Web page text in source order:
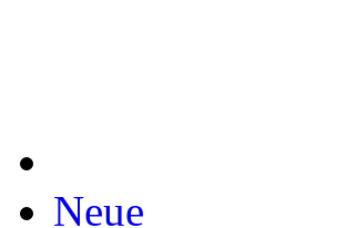
Neue